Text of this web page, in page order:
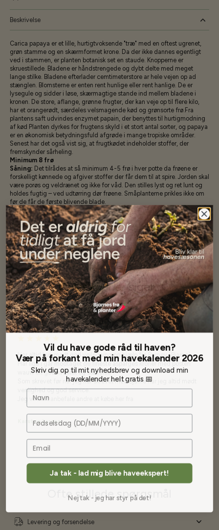
Beskrivelse
Carica papaya er et lille, hurtigtvoksende "træ" med en oftest ugrenet,
grøn stamme og en skærmformet krone. Da der ikke dannes egentligt
ved i stammen, er planten botanisk set en staude. Knopperne er
skruestillede. Bladene er håndstrengede og dybt delte med meget
lange stilke. Bladene efterlader cemtimeterstore ar hele vejen op ad
stænglen. Blomsterne er enten rent hunlige eller rent hanlige. De er
lysegule og sidder i løse, skærmagtige stande ind mellem bladene i
kronen. De store, aflange, grønne frugter, der kan veje op til flere kilo,
har et orangerødt, særdeles velsmagende kød og grønsorte frø.Fra
plantens saft udvindes enzymet papain, der benyttes til hurtigmodning
af kød Planten dyrkes for frugtens skyld i et stort antal sorter, og papaya
er en økonomisk betydningsfuld afgrøde i mange tropiske områder.
Senest har det også vist sig, at frugtkødet indeholder stoffer, der
fremskynder sårheling.
Minimum 8 frø
Såning: Det tilrådes at så minimum 4-5 frø i hver potte da frøene er
forskelligt kønnede og afgiver stoffer der får dem til at spire. Jorden skal
være porøs og veldrænet og ikke for våd. Den stilles lyst og ret lunt og
holdes fugtig – ved udtørring dør frøene. Småplanterne prikles ikke om
før de får de første blivende blade.
Specifikationer
Se mere af Alle produkter
Vores kundersiger...
Har altid kun mødt god vejledning og hjælp fra Barney (Bjarne)
Har lige i går modtaget de fineste asparges kroner med posten
wauw en god kvalitet og størrelse.
Som skrevet før når jeg har skrevet med Bjarne har jeg altid mødt
venlighed og god service.
Jeg vil klart anbefale andre at købe her fra
Karsten Larsen
Ofte stillede spørgsmål
Levering og forsendelse
Vil du have gode råd til haven?
Vær på forkant med min havekalender 2026
Skriv dig op til mit nyhedsbrev og download min
havekalender helt gratis 📅
Navn
Fødselsdag
Ja tak - lad mig blive haveekspert!
Nej tak - jeg har styr på det!